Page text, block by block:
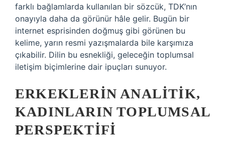
farklı bağlamlarda kullanılan bir sözcük, TDK’nın
onayıyla daha da görünür hâle gelir. Bugün bir
internet esprisinden doğmuş gibi görünen bu
kelime, yarın resmi yazışmalarda bile karşımıza
çıkabilir. Dilin bu esnekliği, geleceğin toplumsal
iletişim biçimlerine dair ipuçları sunuyor.
ERKEKLERIN ANALITIK,
KADINLARIN TOPLUMSAL
PERSPEKTIFI